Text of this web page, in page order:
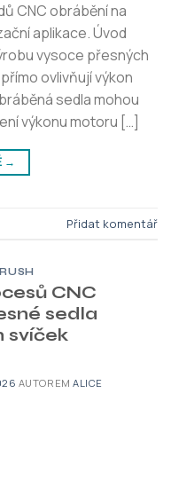
CNC obrábění na
aplikace. Úvod
vysoce přesných
ovlivňují výkon
sedla mohou
výkonu motoru […]
→
Přidat komentář
CNC
sedla
svíček
AUTOREMALICE